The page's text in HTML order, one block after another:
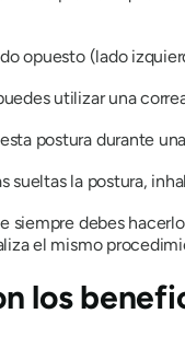
opuesto (lado
utilizar una
postura durante
sueltas la postura,
siempre debes
el mismo
los